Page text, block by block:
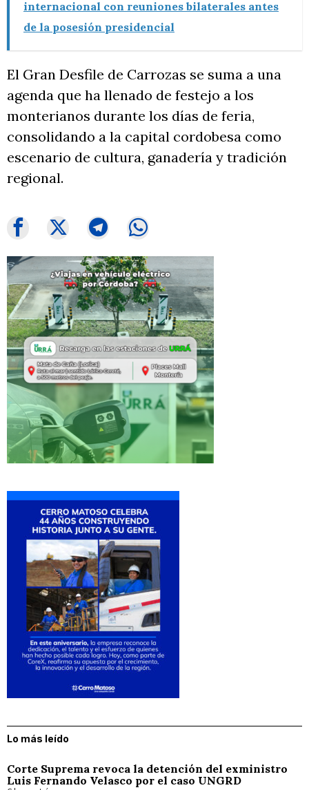
internacional con reuniones bilaterales antes
de la posesión presidencial
El Gran Desfile de Carrozas se suma a una
agenda que ha llenado de festejo a los
monterianos durante los días de feria,
consolidando a la capital cordobesa como
escenario de cultura, ganadería y tradición
regional.
Lo más leído
Corte Suprema revoca la detención del exministro
Luis Fernando Velasco por el caso UNGRD